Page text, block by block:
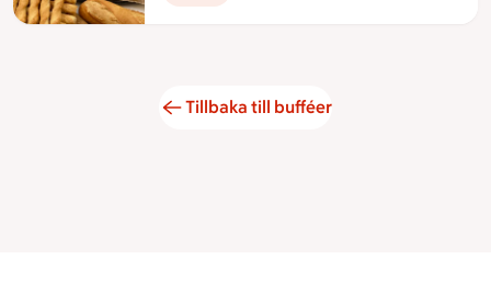
Tillbaka till bufféer